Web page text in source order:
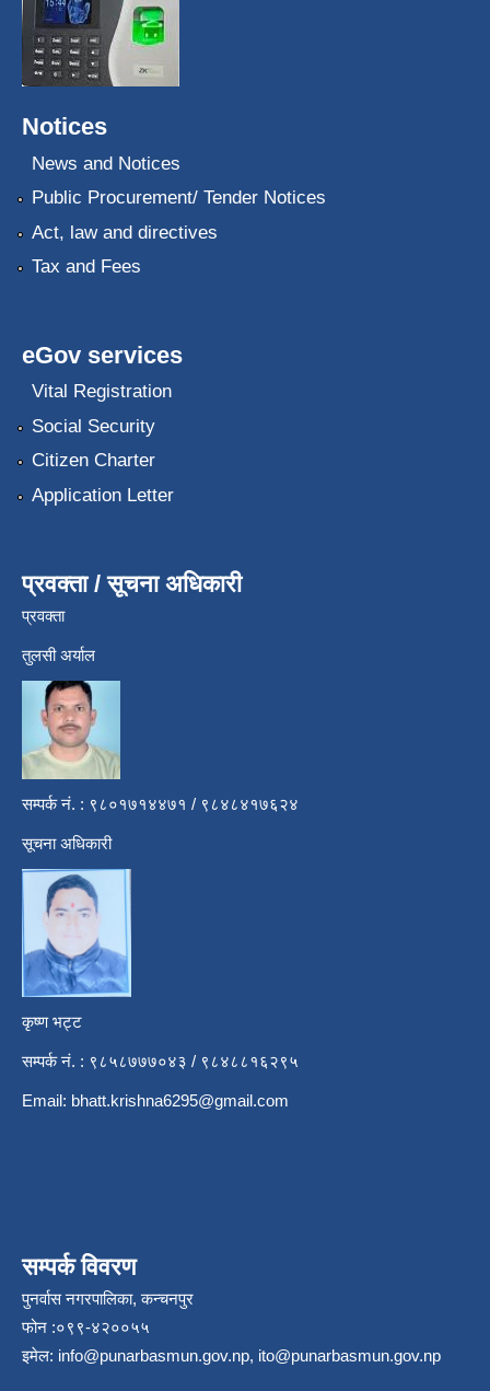
Notices
News and Notices
Public Procurement/ Tender Notices
Act, law and directives
Tax and Fees
eGov services
Vital Registration
Social Security
Citizen Charter
Application Letter
प्रवक्ता / सूचना अधिकारी
प्रवक्ता
तुलसी अर्याल
सम्पर्क नं. : ९८०१७१४४७१ / ९८४८४१७६२४
सूचना अधिकारी
कृष्ण भट्ट
सम्पर्क नं. : ९८५८७७७०४३ / ९८४८८१६२९५
Email: bhatt.krishna6295@gmail.com
सम्पर्क विवरण
पुनर्वास नगरपालिका, कन्चनपुर
फोन :०९९-४२००५५
इमेल: info@punarbasmun.gov.np, ito@punarbasmun.gov.np